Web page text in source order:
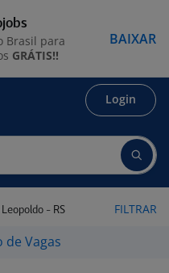
Login
- RS FILTRAR
de Vagas
Brasil para
GRÁTIS!!
BAIXAR